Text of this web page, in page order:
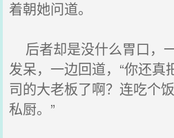
着朝她问道。
后者却是没什么胃口，
发呆，一边回道，“你还真
司的大老板了啊？连吃个
私厨。”